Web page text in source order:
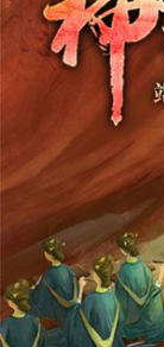
居家生活
日本購物